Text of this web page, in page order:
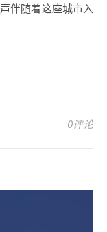
伴随着这座城市入
0评论